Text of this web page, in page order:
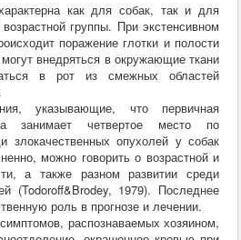
как для собак, так и для
группы. При экстенсивном
поражение глотки и полости
внедряться в окружающие ткани
в рот из смежных областей
указывающие, что первичная
занимает четвертое место по
злокачественных опухолей у собак
можно говорить о возрастной и
а также разном развитии среди
(Todoroff&Brodey, 1979). Последнее
роль в прогнозе и лечении.
распознаваемых хозяином,